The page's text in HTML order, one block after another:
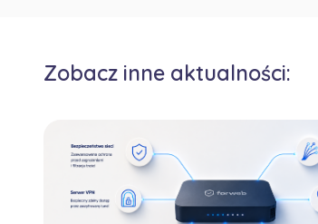
Zobacz inne aktualności: